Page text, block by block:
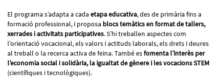
El programa s’adapta a cada etapa educativa, des de primària fins a
formació professional, i proposa blocs temàtics en format de tallers,
xerrades i activitats participatives. S’hi treballen aspectes com
l’orientació vocacional, els valors i actituds laborals, els drets i deures
al treball o la recerca activa de feina. També esfomenta l’interès per
l’economia social i solidària, la igualtat de gènere i les vocacions STEM
(científiques i tecnològiques).